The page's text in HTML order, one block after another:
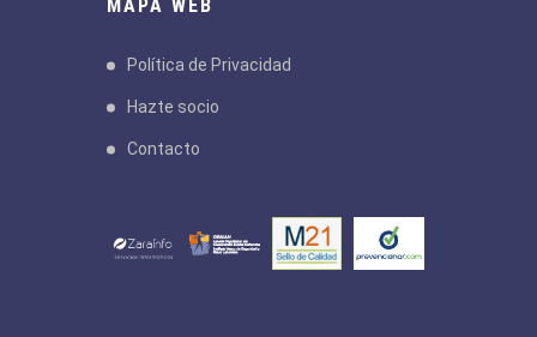
MAPA WEB
Política de Privacidad
Hazte socio
Contacto